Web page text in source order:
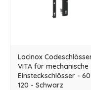
Locinox
VITA für mechanische
Einsteckschlösser -
120 - Schwarz